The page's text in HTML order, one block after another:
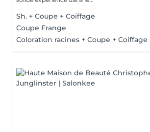
Sh. + Coupe + Coiffage
Coupe Frange
Coloration racines + Coupe + Coiffage